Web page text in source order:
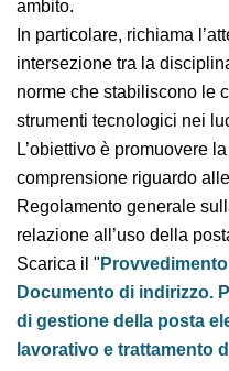
personali, offre una
disposizioni applicabili
In particolare, richiama
intersezione tra la
norme che stabiliscono
strumenti tecnologici
L’obiettivo è
comprensione riguardo
dal Regolamento
(GDPR) in relazione
aziendale.
Scarica il "
Documento di indirizzo.